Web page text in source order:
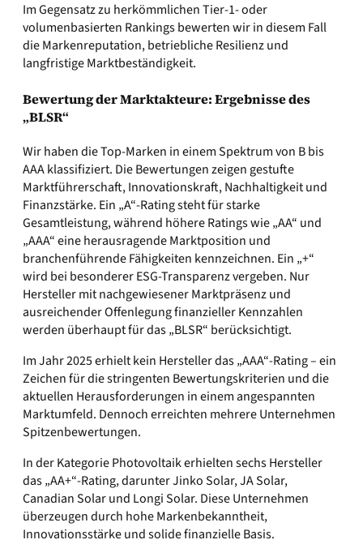
Im Gegensatz zu herkömmlichen Tier-1- oder
volumenbasierten Rankings bewerten wir in diesem Fall
die Markenreputation, betriebliche Resilienz und
langfristige Marktbeständigkeit.
Bewertung der Marktakteure: Ergebnisse des
„BLSR“
Wir haben die Top-Marken in einem Spektrum von B bis
AAA klassifiziert. Die Bewertungen zeigen gestufte
Marktführerschaft, Innovationskraft, Nachhaltigkeit und
Finanzstärke. Ein „A“-Rating steht für starke
Gesamtleistung, während höhere Ratings wie „AA“ und
„AAA“ eine herausragende Marktposition und
branchenführende Fähigkeiten kennzeichnen. Ein „+“
wird bei besonderer ESG-Transparenz vergeben. Nur
Hersteller mit nachgewiesener Marktpräsenz und
ausreichender Offenlegung finanzieller Kennzahlen
werden überhaupt für das „BLSR“ berücksichtigt.
Im Jahr 2025 erhielt kein Hersteller das „AAA“-Rating – ein
Zeichen für die stringenten Bewertungskriterien und die
aktuellen Herausforderungen in einem angespannten
Marktumfeld. Dennoch erreichten mehrere Unternehmen
Spitzenbewertungen.
In der Kategorie Photovoltaik erhielten sechs Hersteller
das „AA+“-Rating, darunter Jinko Solar, JA Solar,
Canadian Solar und Longi Solar. Diese Unternehmen
überzeugen durch hohe Markenbekanntheit,
Innovationsstärke und solide finanzielle Basis.